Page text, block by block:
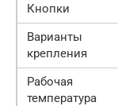
Кнопки
Варианты
крепления
Рабочая
температура